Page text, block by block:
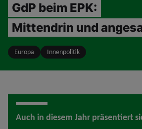
GdP beim EPK:
Mittendrin und
Europa Innenpolitik
Auch in diesem Jahr präsentiert